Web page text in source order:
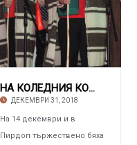
НА КОЛЕДНИЯ КОНЦЕРТ В ПИРДОП Дебютни изяви н
ДЕКЕМВРИ 31, 2018
На 14 декември и в
Пирдоп тържествено бяха